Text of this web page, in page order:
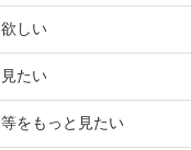
しい
たい
をもっと見たい